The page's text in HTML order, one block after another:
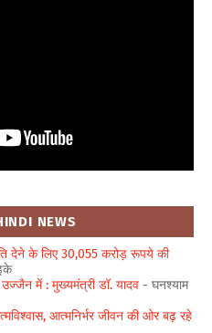
NEWS
देने के लिए 30,055 करोड़ रूपये की
उज्जैन में : मुख्यमंत्री डॉ. यादव - घनश्याम
आत्मनिर्भर जीवन की ओर बढ़ रहे